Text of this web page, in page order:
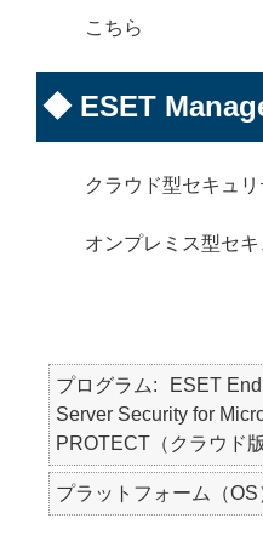
こちら
◆ ESET
クラウド型セキュ
オンプレミス型セ
プログラム
ESET
Server Security for
PROTECT（クラウド版
プラットフォーム（OS